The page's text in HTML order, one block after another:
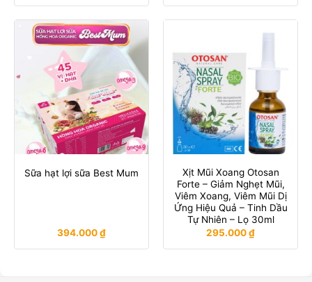
Sữa hạt lợi sữa Best Mum
394.000₫
Xịt Mũi Xoang Otosan
Forte – Giảm Nghẹt Mũi,
Viêm Xoang, Viêm Mũi Dị
Ứng Hiệu Quả – Tinh Dầu
Tự Nhiên – Lọ 30ml
295.000₫